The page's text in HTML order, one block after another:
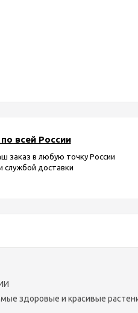
всей России
заказ в любую точку России
службой доставки
здоровые и красивые